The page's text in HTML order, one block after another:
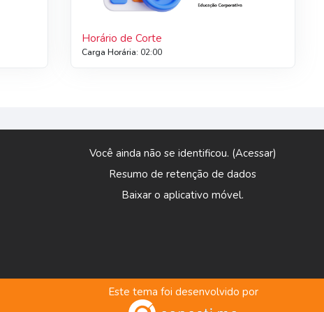
Horário de Corte
Carga Horária: 02:00
Você ainda não se identificou. (Acessar)
Resumo de retenção de dados
Baixar o aplicativo móvel.
Este tema foi desenvolvido por